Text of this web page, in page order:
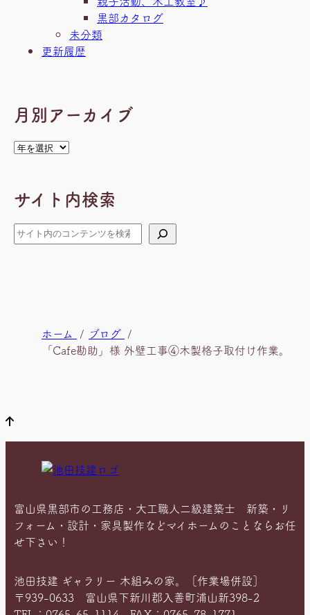
黒部カタログ
未分類
更新履歴
月別アーカイブ
ア
イ
ブ
サイト内検索
検
索
ホーム
ブログ
「Cafe勘助」様 外壁工事④木製格子取付け作業。
富山県黒部市の工務店・大工職人二級建築士 新築・リ
フォーム・設計・家具製作などマイホームのことならお任
せ下さい！
池田技建 ギャラリー 木組みの家。［作業場併設］
〒939-0633 富山県下新川郡入善町浦山新398-2